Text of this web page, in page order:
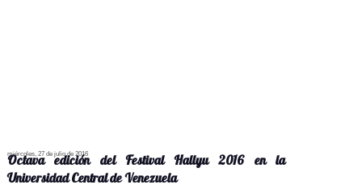
miércoles, 27 de julio de 2016
Octava edición del Festival Hallyu 2016 en la
Universidad Central de Venezuela